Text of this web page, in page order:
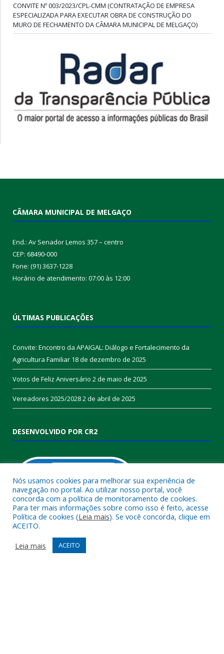
CONVITE Nº 003/2023/CPL-CMM (CONTRATAÇÃO DE EMPRESA
ESPECIALIZADA PARA EXECUTAR OBRA DE CONSTRUÇÃO DO
MURO DE FECHAMENTO DA CÂMARA MUNICIPAL DE MELGAÇO)
CÂMARA MUNICIPAL DE MELGAÇO
End.: Av Senador Lemos 357 – centro
CEP: 68490-000
Fone: (91) 3637-1228
Horário de atendimento: 07:00 às 12:00
ÚLTIMAS PUBLICAÇÕES
Convite: Encontro da APAIGAL: Diálogo e Fortalecimento da
Agricultura Familiar 18 de dezembro de 2025
Votos de Feliz Aniversário 2 de maio de 2025
Vereadores 2025/20282 de abril de 2025
DESENVOLVIDO POR CR2
Muito mais que
Realizamos umaassessoria
contrato que todas as exigências das
Nós usamos cookies para melhorar sua experiência de
navegação no portal. Ao utilizar nosso portal, você
concorda com a política de monitoramento de cookies.
Para ter mais informações sobre como isso é feito, acesse
Política de cookies (Leia mais). Se você concorda, clique em
ACEITO.
Leia mais
ACEITO